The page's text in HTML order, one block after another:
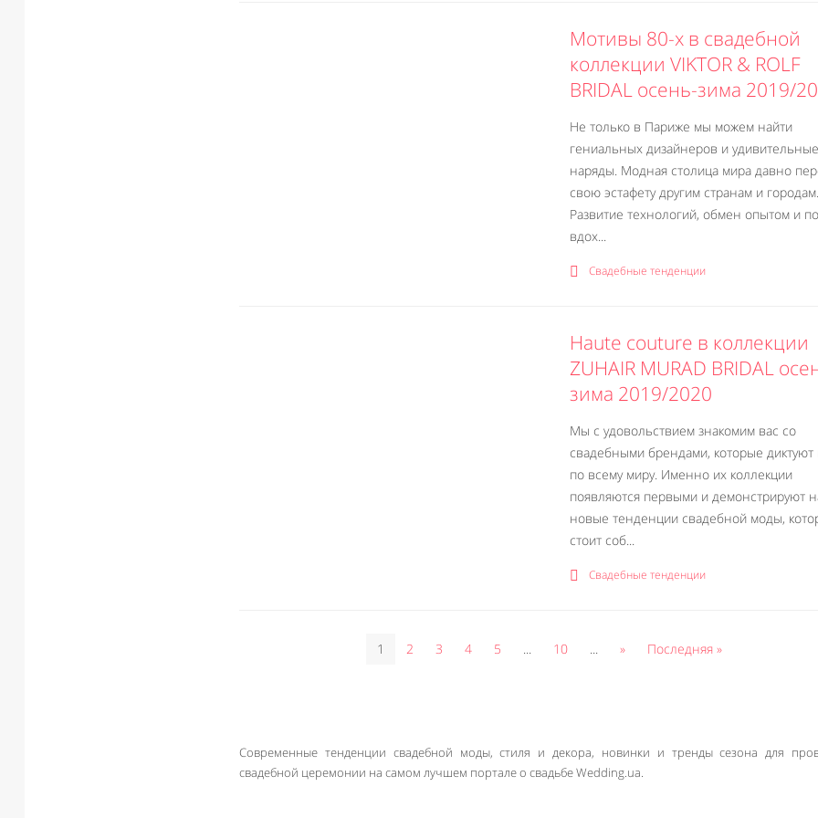
Мотивы 80-х в свадебной
коллекции VIKTOR & ROLF
BRIDAL осень-зима 2019/
Не только в Париже мы можем найти
гениальных дизайнеров и удивительные
наряды. Модная столица мира давно
свою эстафету другим странам и городам.
Развитие технологий, обмен опытом и
вдох...
Свадебные тенденции
Haute сouture в коллекции
ZUHAIR MURAD BRIDAL
зима 2019/2020
Мы с удовольствием знакомим вас со
свадебными брендами, которые диктуют
по всему миру. Именно их коллекции
появляются первыми и демонстрируют
новые тенденции свадебной моды,
стоит соб...
Свадебные тенденции
1 2 3 4 5 ... 10 ... » Последняя »
Современные тенденции свадебной моды, стиля и декора, новинки и тренды сезона для
свадебной церемонии на самом лучшем портале о свадьбе Wedding.ua.